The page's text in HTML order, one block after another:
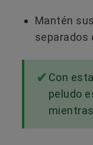
Mantén
separados
Con
peludo